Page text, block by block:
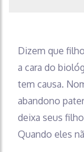
Dizem que
a cara do
tem causa.
abandono
deixa seus
Quando eles